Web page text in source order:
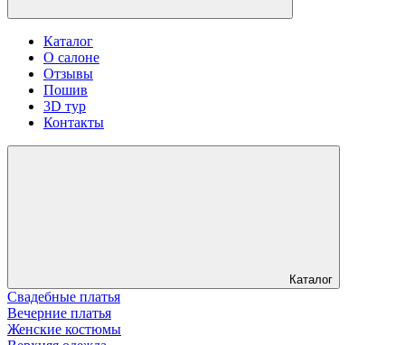
Каталог
О салоне
Отзывы
Пошив
3D тур
Контакты
Каталог
Свадебные платья
Вечерние платья
Женские костюмы